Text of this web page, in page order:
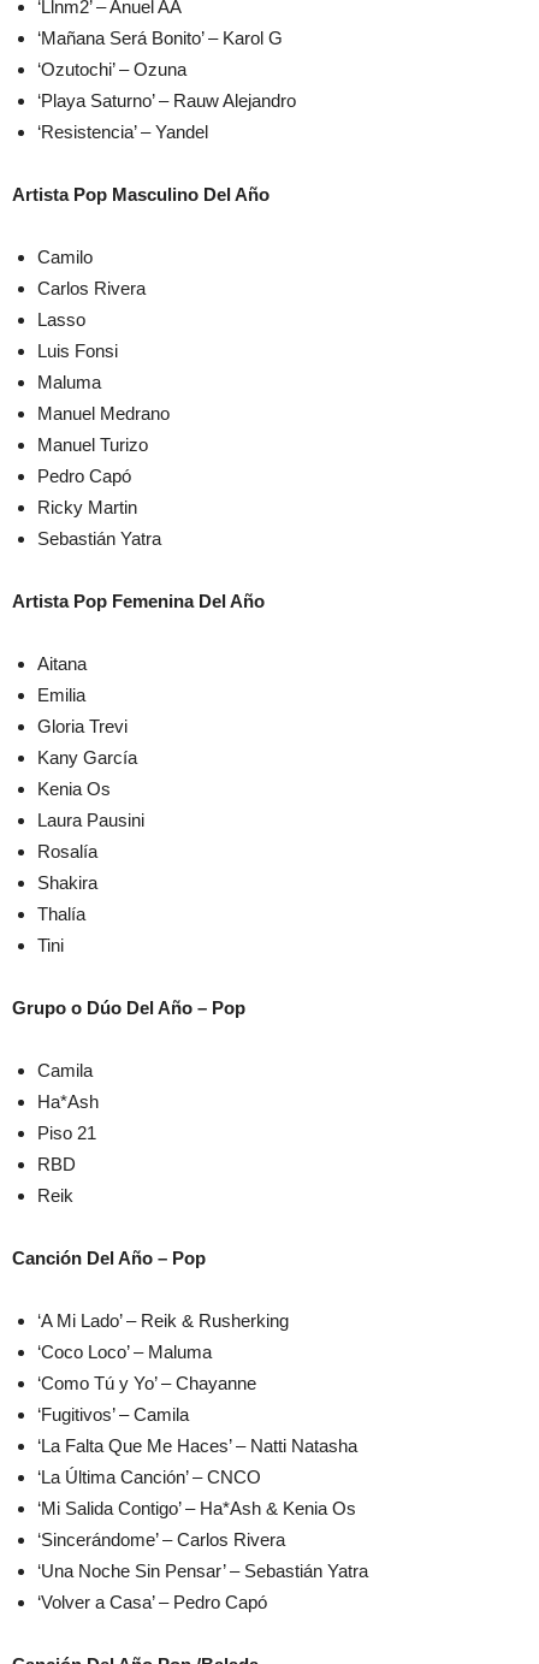
‘Llnm2’ – Anuel AA
‘Mañana Será Bonito’ – Karol G
‘Ozutochi’ – Ozuna
‘Playa Saturno’ – Rauw Alejandro
‘Resistencia’ – Yandel
Artista Pop Masculino Del Año
Camilo
Carlos Rivera
Lasso
Luis Fonsi
Maluma
Manuel Medrano
Manuel Turizo
Pedro Capó
Ricky Martin
Sebastián Yatra
Artista Pop Femenina Del Año
Aitana
Emilia
Gloria Trevi
Kany García
Kenia Os
Laura Pausini
Rosalía
Shakira
Thalía
Tini
Grupo o Dúo Del Año – Pop
Camila
Ha*Ash
Piso 21
RBD
Reik
Canción Del Año – Pop
‘A Mi Lado’ – Reik & Rusherking
‘Coco Loco’ – Maluma
‘Como Tú y Yo’ – Chayanne
‘Fugitivos’ – Camila
‘La Falta Que Me Haces’ – Natti Natasha
‘La Última Canción’ – CNCO
‘Mi Salida Contigo’ – Ha*Ash & Kenia Os
‘Sincerándome’ – Carlos Rivera
‘Una Noche Sin Pensar’ – Sebastián Yatra
‘Volver a Casa’ – Pedro Capó